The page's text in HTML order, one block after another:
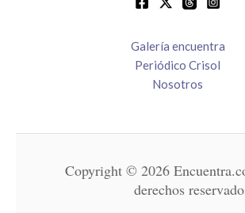
Galería encuentra
Periódico Crisol
Nosotros
Copyright © 2026
derechos